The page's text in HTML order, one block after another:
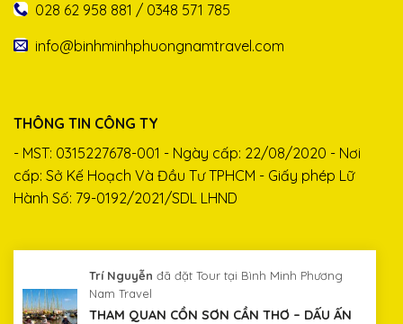
028 62 958 881 / 0348 571 785
info@binhminhphuongnamtravel.com
THÔNG TIN CÔNG TY
- MST: 0315227678-001 - Ngày cấp: 22/08/2020 - Nơi
cấp: Sở Kế Hoạch Và Đầu Tư TPHCM - Giấy phép Lữ
Hành Số: 79-0192/2021/SDL LHND
Trí Nguyễn đã đặt Tour tại Bình Minh Phương
Nam Travel
THAM QUAN CỒN SƠN CẦN THƠ – DẤU ẤN